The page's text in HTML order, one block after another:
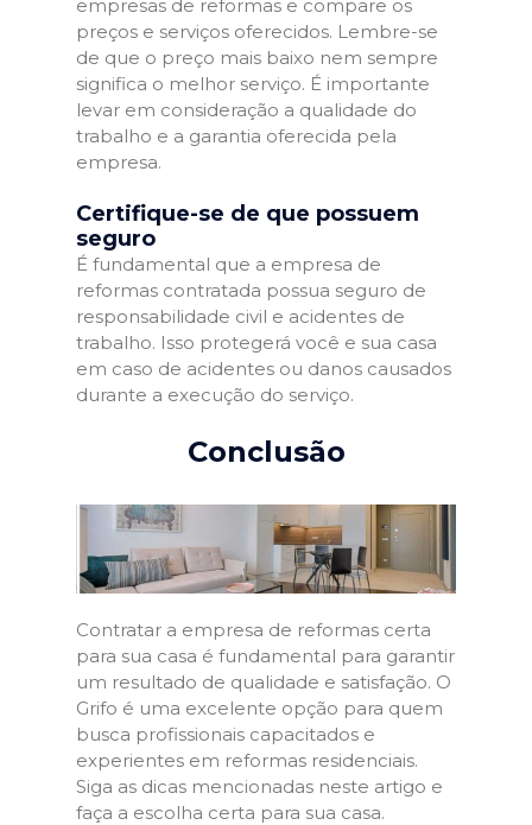
empresas de reformas e compare os
preços e serviços oferecidos. Lembre-se
de que o preço mais baixo nem sempre
significa o melhor serviço. É importante
levar em consideração a qualidade do
trabalho e a garantia oferecida pela
empresa.
Certifique-se de que possuem
seguro
É fundamental que a empresa de
reformas contratada possua seguro de
responsabilidade civil e acidentes de
trabalho. Isso protegerá você e sua casa
em caso de acidentes ou danos causados
durante a execução do serviço.
Conclusão
Contratar a empresa de reformas certa
para sua casa é fundamental para garantir
um resultado de qualidade e satisfação. O
Grifo é uma excelente opção para quem
busca profissionais capacitados e
experientes em reformas residenciais.
Siga as dicas mencionadas neste artigo e
faça a escolha certa para sua casa.